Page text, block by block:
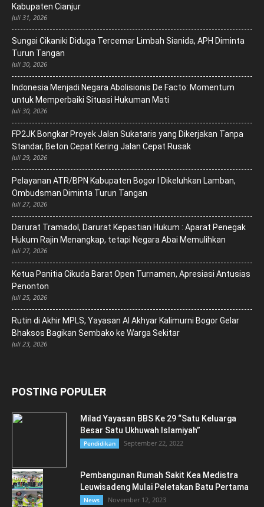
Kabupaten Cianjur
Juli 31, 2026
Sungai Cikaniki Diduga Tercemar Limbah Sianida, APH Diminta
Turun Tangan
Juli 30, 2026
‎Indonesia Menjadi Negara Abolisionis De Facto: Momentum
untuk Memperbaiki Situasi Hukuman Mati
Juli 30, 2026
FP2JK Bongkar Proyek Jalan Sukataris yang Dikerjakan Tanpa
Standar, Beton Cepat Kering Jalan Cepat Rusak
Juli 29, 2026
Pelayanan ATR/BPN Kabupaten Bogor I Dikeluhkan Lamban,
Ombudsman Diminta Turun Tangan
Juli 27, 2026
Darurat Tramadol, Darurat Kepastian Hukum : Aparat Penegak
Hukum Rajin Menangkap, tetapi Negara Abai Memulihkan
Juli 27, 2026
Ketua Panitia Cikuda Barat Open Turnamen, Apresiasi Antusias
Penonton
Juli 25, 2026
Rutin di Akhir MPLS, Yayasan Al Akhyar Kalimurni Bogor Gelar
Bhaksos Bagikan Sembako ke Warga Sekitar
Juli 23, 2026
POSTING POPULER
Milad Yayasan BBS Ke 29 “Satu Keluarga
Besar Satu Ukhuwah Islamiyah”
Pendidikan September 22, 2022
Pembangunan Rumah Sakit Kea Medistra
Leuwisadeng Mulai Peletakan Batu Pertama
News November 12, 2023